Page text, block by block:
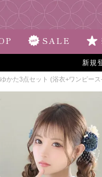
SALE
送料無料 /
かた3点セット (浴衣+ワンピース